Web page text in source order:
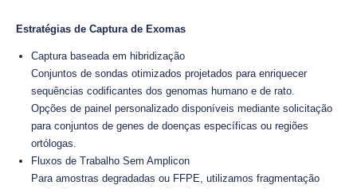
Estratégias de Captura de Exomas
Captura baseada em hibridização
Conjuntos de sondas otimizados projetados para enriquecer
sequências codificantes dos genomas humano e de rato.
Opções de painel personalizado disponíveis mediante solicitação
para conjuntos de genes de doenças específicas ou regiões
ortólogas.
Fluxos de Trabalho Sem Amplicon
Para amostras degradadas ou FFPE, utilizamos fragmentação